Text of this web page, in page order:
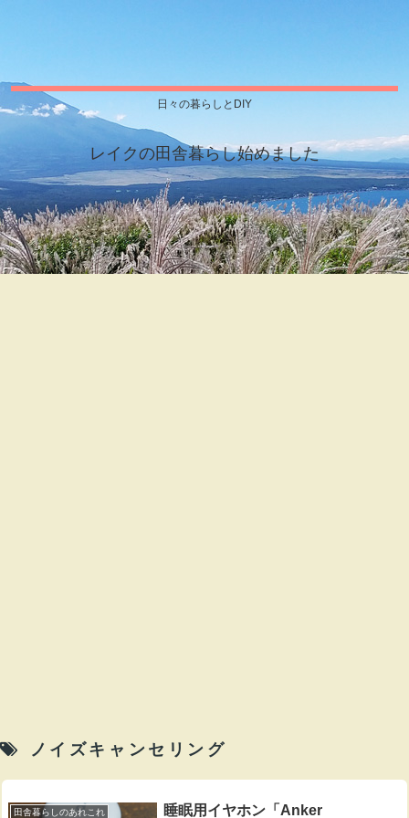
日々の暮らしとDIY
レイクの田舎暮らし始めました
ノイズキャンセリング
田舎暮らしのあれこれ 睡眠用イヤホン「Anker